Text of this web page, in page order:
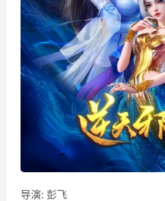
导演: 彭飞